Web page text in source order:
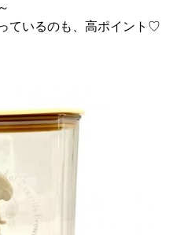
ているのも、高ポイント♡